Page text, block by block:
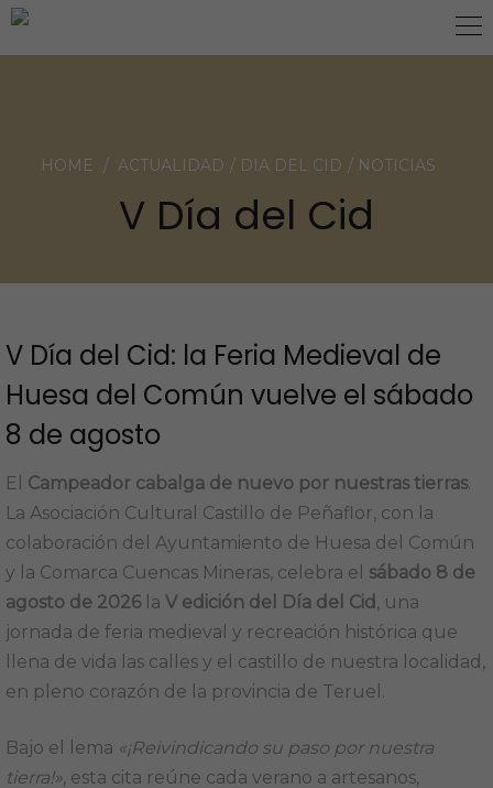
HOME ACTUALIDAD DIA DEL CID NOTICIAS
V Día del Cid
V Día del Cid: la Feria Medieval de
Huesa del Común vuelve el sábado
8 de agosto
El Campeador cabalga de nuevo por nuestras tierras.
La Asociación Cultural Castillo de Peñaflor, con la
colaboración del Ayuntamiento de Huesa del Común
y la Comarca Cuencas Mineras, celebra el sábado 8 de
agosto de 2026la V edición del Día del Cid , una
jornada de feria medieval y recreación histórica que
llena de vida las calles y el castillo de nuestra localidad,
en pleno corazón de la provincia de Teruel.
Bajo el lema «¡Reivindicando su paso por nuestra
tierra!», esta cita reúne cada verano a artesanos,